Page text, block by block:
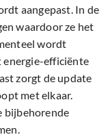
aangepast. In de
waardoor ze het
wordt
energie-efficiënte
zorgt de update
met elkaar.
bijbehorende